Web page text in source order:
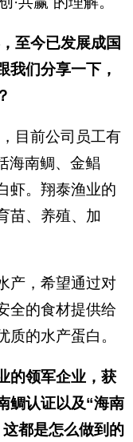
至今已发展成国
我们分享一下，
目前公司员工有
海南鲷、金鲳
虾。翔泰渔业的
苗、养殖、加
产，希望通过对
全的食材提供给
的水产蛋白。
的领军企业，获
鲷认证以及“海南
都是怎么做到的